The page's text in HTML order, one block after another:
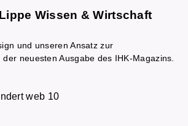
Wissen & Wirtschaft
und unseren Ansatz zur
neuesten Ausgabe des IHK-Magazins.